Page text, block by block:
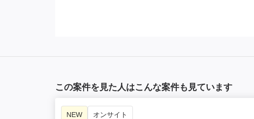
この案件を見た人はこんな案件も見ています
NEW オンサイト